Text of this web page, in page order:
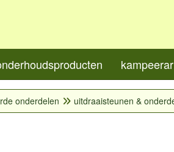
onderdelen uitdraaisteunen &